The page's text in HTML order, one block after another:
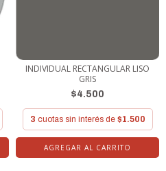
INDIVIDUAL RECTANGULAR LISO
GRIS
$4.500
3 cuotas sin interés de $1.500